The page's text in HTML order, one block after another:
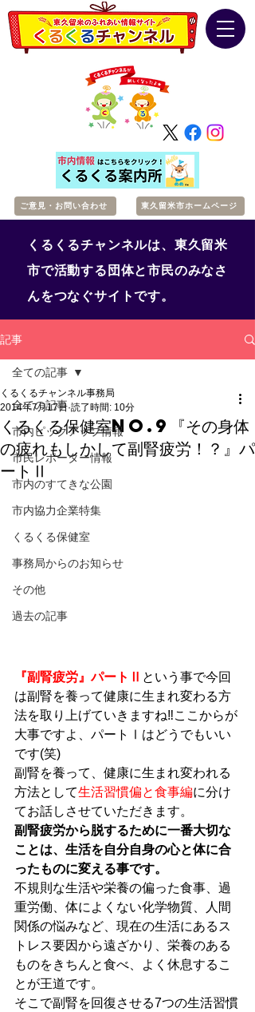
ご意見・お問い合わせ 東久留米市ホームページ
くるくるチャンネルは、東久留米
市で活動する団体と市民のみなさ
んをつなぐサイトです。
記事
全ての記事
市内ピックアップ情報
市民レポーター情報
市内のすてきな公園
市内協力企業特集
くるくる保健室
事務局からのお知らせ
その他
過去の記事
全ての記事
くるくる保健室No.9『その身体
の疲れもしかして副腎疲労！？』パ
ートⅡ
くるくるチャンネル事務局
2014年7月17日 読了時間: 10分
『副腎疲労』パートⅡ
という事で今回
は副腎を養って健康に生まれ変わる方
法を取り上げていきますね‼ここからが
大事ですよ、パートⅠはどうでもいい
です(笑)
副腎を養って、健康に生まれ変われる
方法として生活習慣偏と食事編に分け
てお話しさせていただきます。
副腎疲労から脱するために一番大切な
ことは、生活を自分自身の心と体に合
ったものに変える事です。
不規則な生活や栄養の偏った食事、過
重労働、体によくない化学物質、人間
関係の悩みなど、現在の生活にあるス
トレス要因から遠ざかり、栄養のある
ものをきちんと食べ、よく休息するこ
とが王道です。
そこで副腎を回復させる7つの生活習慣